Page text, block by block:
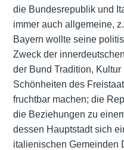
die Bundesrepublik und
immer auch allgemeine,
Bayern wollte seine
Zweck der
der Bund Tradition,
Schönheiten des
fruchtbar machen; die
die Beziehungen zu
dessen Hauptstadt sich
italienischen Gemeinden